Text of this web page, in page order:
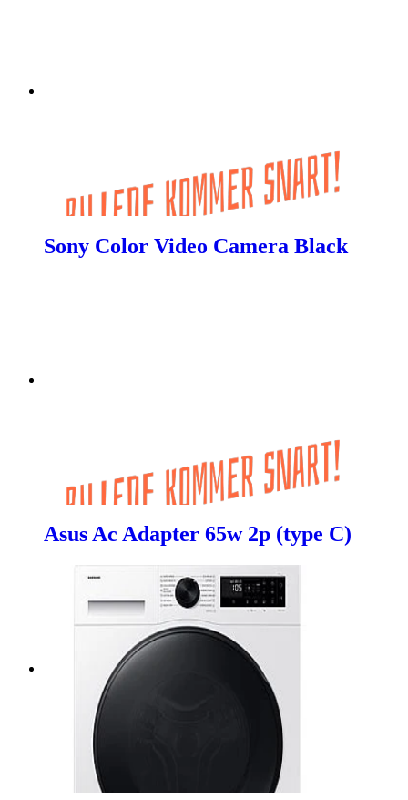
Sony Color Video Camera Black
Asus Ac Adapter 65w 2p (type C)